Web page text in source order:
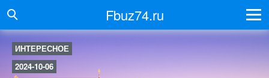
Fbuz74.ru
ИНТЕРЕСНОЕ
2024-10-06